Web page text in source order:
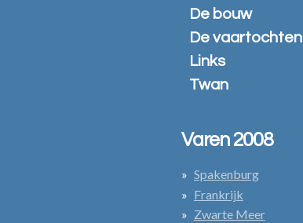
De bouw
De vaartochten
Links
Twan
Varen 2008
Spakenburg
Frankrijk
Zwarte Meer